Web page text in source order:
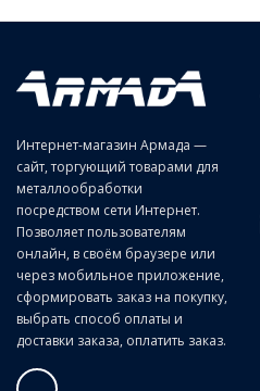
Нарезание и калибрование
заготовках изделиях из чугунов,
твердости, цветных сплавов.
Для сквозных отверстий.
Интернет-магазин Армада —
сайт, торгующий товарами для
металлообработки
посредством сети Интернет.
Позволяет пользователям
онлайн, в своём браузере или
через мобильное приложение,
сформировать заказ на покупку,
выбрать способ оплаты и
доставки заказа, оплатить заказ.